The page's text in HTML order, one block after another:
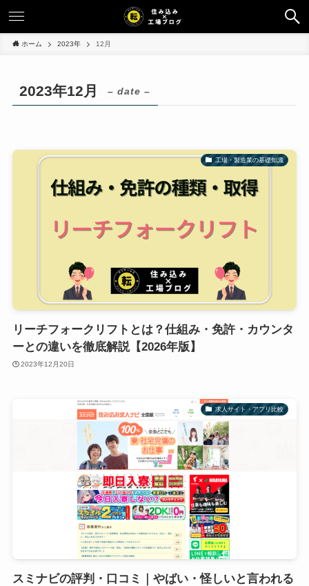
ホーム 2023年 12月
2023年12月 – date –
工場・製造業の基礎知識
リーチフォークリフトとは？仕組み・免許・カウンタ
ーとの違いを徹底解説【2026年版】
2023年12月20日
求人サイト・アプリ比較
スミナビの評判・口コミ｜やばい・怪しいと言われる